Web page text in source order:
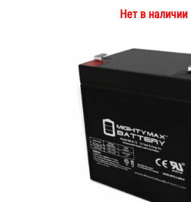
Нет в наличии